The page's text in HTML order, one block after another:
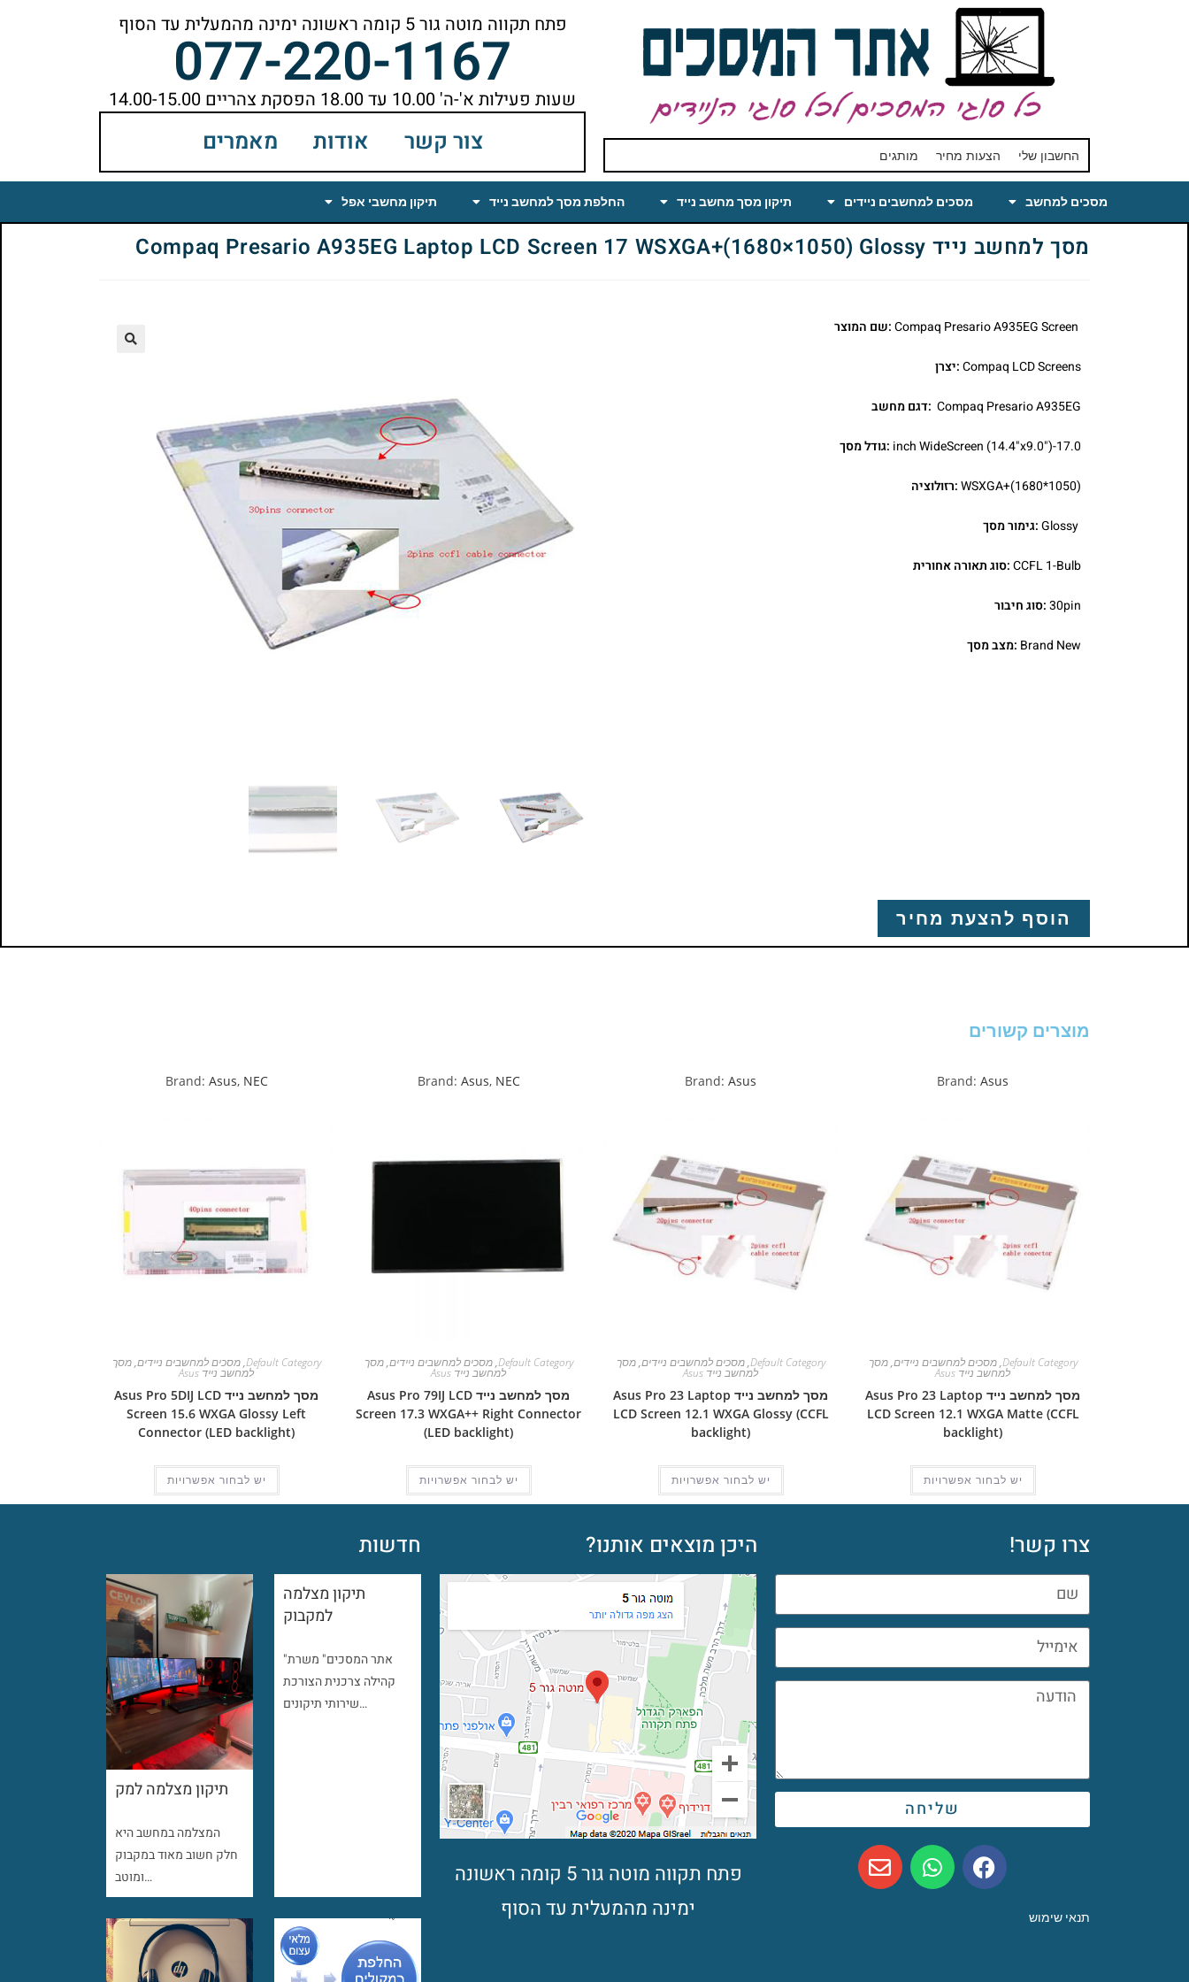
החשבון שלי הצעות מחיר מותגים
פתח תקווה מוטה גור 5 קומה ראשונה ימינה מהמעלית עד הסוף
077-220-1167שעות פעילות א'-ה' 10.00 עד 18.00 הפסקת צהריים 14.00-15.00
צור קשר אודות מאמרים
מסכים למחשב מסכים למחשבים ניידים תיקון מסך מחשב נייד החלפת מסך למחשב נייד תיקון מחשבי אפל
מסך למחשב נייד Compaq Presario A935EG Laptop LCD Screen 17 WSXGA+(1680×1050) Glossy
:שם המוצר
Compaq LCD Screens:יצרן
Compaq Presario A935EG :דגם מחשב
17.0-inch WideScreen (14.4"x9.0") :גודל מסך
WSXGA+(1680*1050):רזולוציה
Glossy:גימור מסך
CCFL 1-Bulb:סוג תאורה אחורית
30pin:סוג חיבור
Brand New :מצב מסך
הוסף להצעת מחיר
מוצרים קשורים
Brand: Asus
Default Category
,מסכים למחשבים ניידים,מסך
למחשב נייד Asus
מסך למחשב נייד Asus Pro 23 Laptop
LCD Screen 12.1 WXGA Matte (CCFL
backlight)
יש לבחור אפשרויות
Brand: Asus
Default Category
,מסכים למחשבים ניידים,מסך
למחשב נייד Asus
מסך למחשב נייד Asus Pro 23 Laptop
LCD Screen 12.1 WXGA Glossy (CCFL
backlight)
יש לבחור אפשרויות
Brand: Asus, NEC
Default Category
,מסכים למחשבים ניידים,מסך
למחשב נייד Asus
מסך למחשב נייד Asus Pro 79IJ LCD
Screen 17.3 WXGA++ Right Connector
(LED backlight)
יש לבחור אפשרויות
Brand: Asus, NEC
Default Category
,מסכים למחשבים ניידים,מסך
למחשב נייד Asus
מסך למחשב נייד Asus Pro 5DIJ LCD
Screen 15.6 WXGA Glossy Left
Connector (LED backlight)
יש לבחור אפשרויות
צרו קשר!
שליחה
תנאי שימוש
היכן מוצאים אותנו?
פתח תקווה מוטה גור 5 קומה ראשונה
ימינה מהמעלית עד הסוף
חדשות
תיקון מצלמה למק
המצלמה במחשב היא
חלק חשוב מאוד במקבוק
ומוטב…
תיקון מצלמה
למקבוק
"אתר המסכים" משרת
קהילה צרכנית הצורכת
שירותי תיקונים…